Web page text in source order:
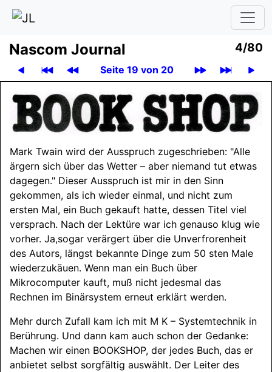
Nascom Journal 4/80
Seite 19 von 20
Mark Twain wird der Ausspruch zugeschrieben: "Alle
ärgern sich über das Wetter – aber niemand tut etwas
dagegen." Dieser Ausspruch ist mir in den Sinn
gekommen, als ich wieder einmal, und nicht zum
ersten Mal, ein Buch gekauft hatte, dessen Titel viel
versprach. Nach der Lektüre war ich genauso klug wie
vorher. Ja,sogar verärgert über die Unverfrorenheit
des Autors, längst bekannte Dinge zum 50 sten Male
wiederzukäuen. Wenn man ein Buch über
Mikrocomputer kauft, muß nicht jedesmal das
Rechnen im Binärsystem erneut erklärt werden.
Mehr durch Zufall kam ich mit M K – Systemtechnik in
Berührung. Und dann kam auch schon der Gedanke:
Machen wir einen BOOKSHOP, der jedes Buch, das er
anbietet selbst sorgfältig auswählt. Der Leiter des